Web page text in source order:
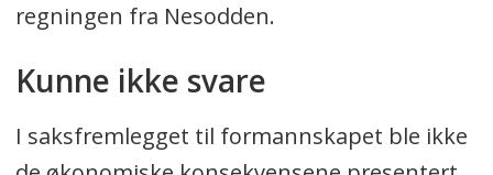
regningen fra Nesodden.
Kunne ikke svare
I saksfremlegget til formannskapet ble ikke